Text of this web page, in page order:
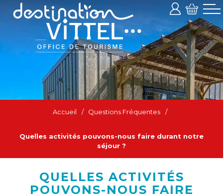
Accueil / Questions Fréquentes /
Quelles activités pouvons-nous faire durant notre
séjour ?
QUELLES ACTIVITÉS
POUVONS-NOUS FAIRE